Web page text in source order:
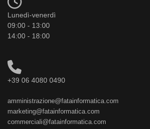
Lunedì-venerdì
09:00 - 13:00
14:00 - 18:00
+39 06 4080 0490
amministrazione@fatainformatica.com
marketing@fatainformatica.com
commerciali@fatainformatica.com